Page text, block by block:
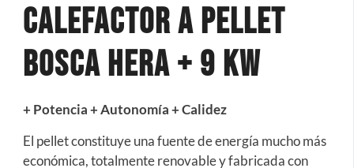
Calefactor a Pellet
Bosca Hera + 9 kW
+ Potencia + Autonomía + Calidez
El pellet constituye una fuente de energía mucho más
económica, totalmente renovable y fabricada con